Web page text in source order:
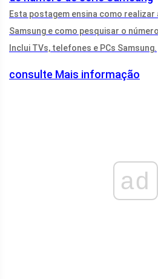
Esta postagem ensina como
Samsung e como pesquisar o
Inclui TVs, telefones e PCs Samsung.
consulte Mais informação
ad